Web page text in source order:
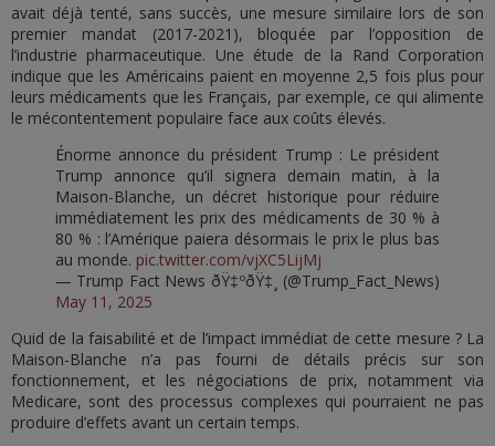
avait déjà tenté, sans succès, une mesure similaire lors de son
premier mandat (2017-2021), bloquée par l’opposition de
l’industrie pharmaceutique. Une étude de la Rand Corporation
indique que les Américains paient en moyenne 2,5 fois plus pour
leurs médicaments que les Français, par exemple, ce qui alimente
le mécontentement populaire face aux coûts élevés.
Énorme annonce du président Trump : Le président
Trump annonce qu’il signera demain matin, à la
Maison-Blanche, un décret historique pour réduire
immédiatement les prix des médicaments de 30 % à
80 % : l’Amérique paiera désormais le prix le plus bas
au monde. pic.twitter.com/vjXC5LijMj
— Trump Fact News ðŸ‡ºðŸ‡¸ (@Trump_Fact_News)
May 11, 2025
Quid de la faisabilité et de l’impact immédiat de cette mesure ? La
Maison-Blanche n’a pas fourni de détails précis sur son
fonctionnement, et les négociations de prix, notamment via
Medicare, sont des processus complexes qui pourraient ne pas
produire d’effets avant un certain temps.